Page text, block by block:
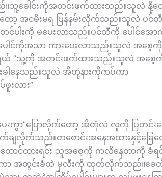
ည်။သူ့ခေါင်းကိုအတင်းဖက်ထားသည်။သူလဲ
ော့ အငမိးမရ ပြန်နမ်းလိုက်သည်။သူလဲ ပ
ါးကို မပေးလာသည်။ပင်တီကို ပေါင်အော
ေါင်ကိုအသာ ကားပေးလာသည်။သူလဲ အစ
ရယ် ”သူ့ကို အတင်းဖက်ထားသည်။သူလဲ အစ
ခါနေသည်။သူလဲ အိတုံ့နားကိုကပ်ကာ
းလား”
ေးကွာ”ပြောလိုက်တော့ အိတုံလဲ လူကို ပြတင်
ျလိုက်သည်။တစောင်းအနေအထားနှင့်ခြေ
ာင်ထားရင်း သူအစေ့ကို ကလိနေတာကို ခံရ
ာ အတွင်းခံထဲ မှလီးကို ထုတ်လိုက်သည်။ခေတ်